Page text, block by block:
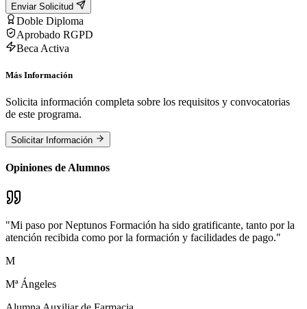
Enviar Solicitud
Doble Diploma
Aprobado RGPD
Beca Activa
Más Información
Solicita información completa sobre los requisitos y convocatorias
de este programa.
Solicitar Información
Opiniones de Alumnos
"Mi paso por Neptunos Formación ha sido gratificante, tanto por la
atención recibida como por la formación y facilidades de pago."
M
Mª Ángeles